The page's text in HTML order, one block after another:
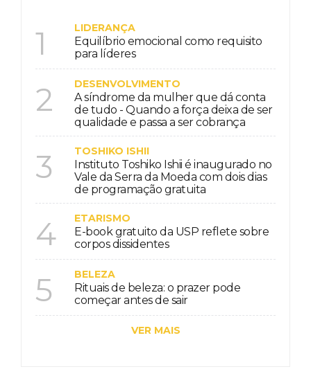
1 LIDERANÇA
Equilíbrio emocional como requisito
para líderes
2 DESENVOLVIMENTO
A síndrome da mulher que dá conta
de tudo - Quando a força deixa de ser
qualidade e passa a ser cobrança
3 TOSHIKO ISHII
Instituto Toshiko Ishii é inaugurado no
Vale da Serra da Moeda com dois dias
de programação gratuita
4 ETARISMO
E-book gratuito da USP reflete sobre
corpos dissidentes
5 BELEZA
Rituais de beleza: o prazer pode
começar antes de sair
VER MAIS